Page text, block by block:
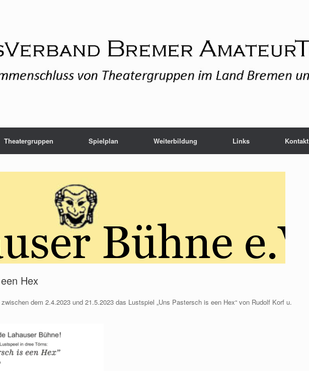
Theatergruppen Spielplan Weiterbildung Links Kontakt
Hex
dem 2.4.2023 und 21.5.2023 das Lustspiel „Uns Pastersch is een Hex“ von Rudolf Korf u.